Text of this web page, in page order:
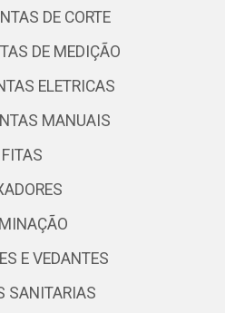
DE CORTE
DE MEDIÇÃO
ELETRICAS
MANUAIS
FITAS
E VEDANTES
SANITARIAS